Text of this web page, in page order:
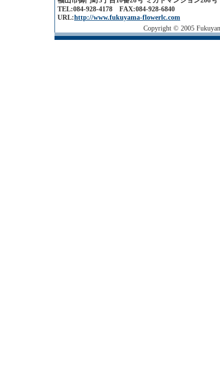
TEL:084-928-4178 FAX:084-928-6840
URL:http://www.fukuyama-flowerlc.com
Copyright © 2005